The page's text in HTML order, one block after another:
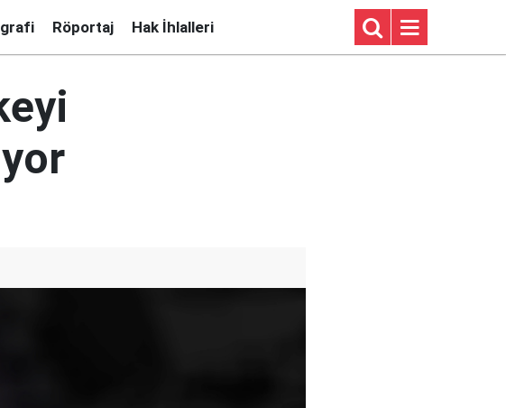
Röportaj Hak İhlalleri